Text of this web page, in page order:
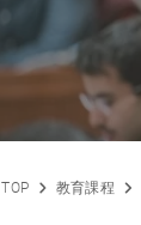
TOP 教育課程